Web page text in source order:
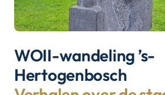
WOII-wandeling ’s-
Hertogenbosch